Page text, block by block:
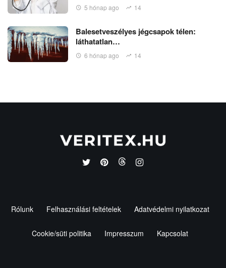
5 hónap ago 14
Balesetveszélyes jégcsapok télen:
láthatatlan…
6 hónap ago 14
Rólunk Felhasználási feltételek Adatvédelmi nyilatkozat
Cookie/süti politika Impresszum Kapcsolat